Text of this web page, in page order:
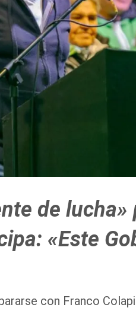
de lucha»
«Este
con Franco